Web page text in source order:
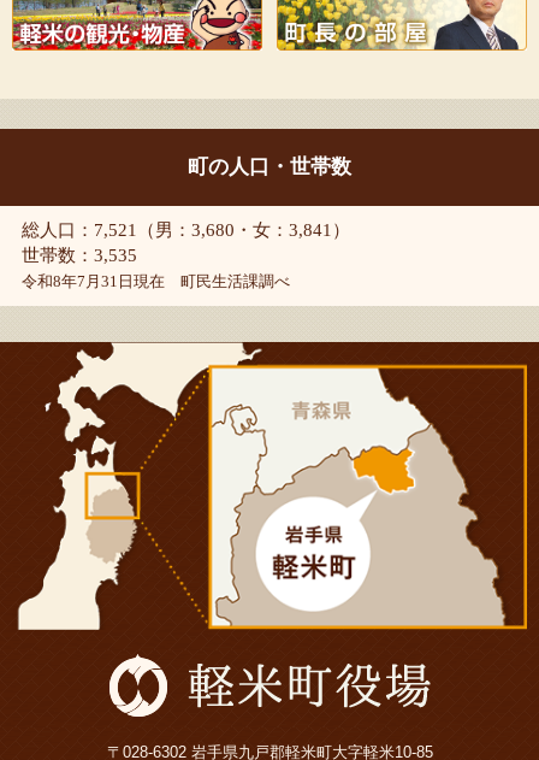
町の人口・世帯数
総人口：7,521（男：3,680・女：3,841）
世帯数：3,535
令和8年7月31日現在 町民生活課調べ
〒028-6302 岩手県九戸郡軽米町大字軽米10-85